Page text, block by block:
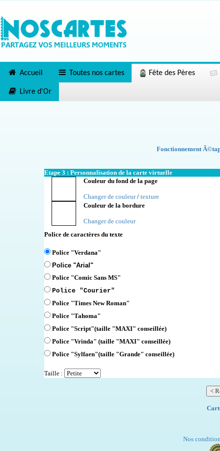
Accueil Toutes nos cartes Fête des Pères
Livre d'Or
Fonctionnement
Etape 3 : Personnalisation de la carte virtuelle
Couleur du fond de la page
Changer de couleur/ texture
Couleur de la bordure
Changer de couleur
Police de caractères du texte
Police "Verdana"
Police "Arial"
Police "Comic Sans MS"
Police "Courier"
Police "Times New Roman"
Police "Tahoma"
Police "Script"(taille "MAXI" conseillée)
Police "Vrinda" (taille "MAXI" conseillée)
Police "Sylfaen"(taille "Grande" conseillée)
Taille :
Nos